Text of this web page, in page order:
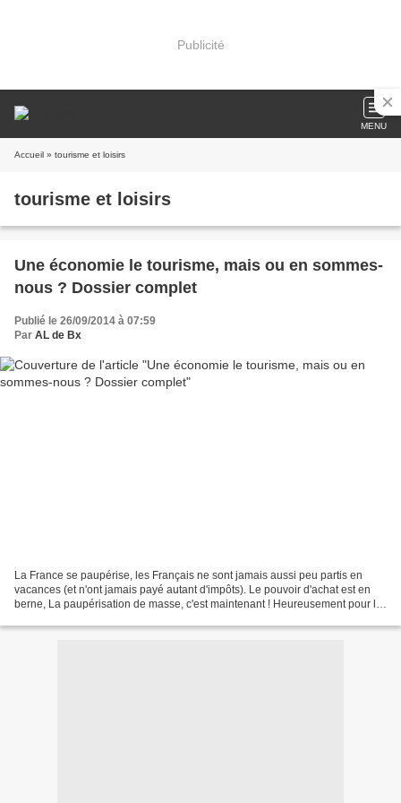
Publicité
MENU
Accueil » tourisme et loisirs
tourisme et loisirs
Une économie le tourisme, mais ou en sommes-
nous ? Dossier complet
Publié le 26/09/2014 à 07:59
Par AL de Bx
La France se paupérise, les Français ne sont jamais aussi peu partis en
vacances (et n'ont jamais payé autant d'impôts). Le pouvoir d'achat est en
berne, La paupérisation de masse, c'est maintenant ! Heureusement pour le